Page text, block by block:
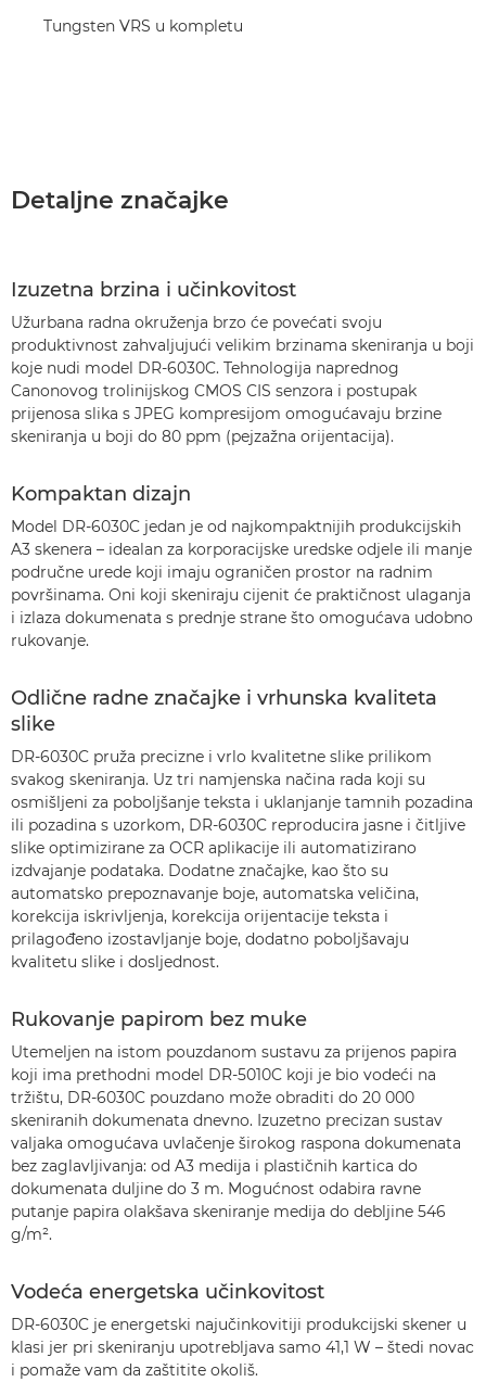
Tungsten VRS u kompletu
Detaljne značajke
Izuzetna brzina i učinkovitost
Užurbana radna okruženja brzo će povećati svoju
produktivnost zahvaljujući velikim brzinama skeniranja u boji
koje nudi model DR-6030C. Tehnologija naprednog
Canonovog trolinijskog CMOS CIS senzora i postupak
prijenosa slika s JPEG kompresijom omogućavaju brzine
skeniranja u boji do 80 ppm (pejzažna orijentacija).
Kompaktan dizajn
Model DR-6030C jedan je od najkompaktnijih produkcijskih
A3 skenera – idealan za korporacijske uredske odjele ili manje
područne urede koji imaju ograničen prostor na radnim
površinama. Oni koji skeniraju cijenit će praktičnost ulaganja
i izlaza dokumenata s prednje strane što omogućava udobno
rukovanje.
Odlične radne značajke i vrhunska kvaliteta
slike
DR-6030C pruža precizne i vrlo kvalitetne slike prilikom
svakog skeniranja. Uz tri namjenska načina rada koji su
osmišljeni za poboljšanje teksta i uklanjanje tamnih pozadina
ili pozadina s uzorkom, DR-6030C reproducira jasne i čitljive
slike optimizirane za OCR aplikacije ili automatizirano
izdvajanje podataka. Dodatne značajke, kao što su
automatsko prepoznavanje boje, automatska veličina,
korekcija iskrivljenja, korekcija orijentacije teksta i
prilagođeno izostavljanje boje, dodatno poboljšavaju
kvalitetu slike i dosljednost.
Rukovanje papirom bez muke
Utemeljen na istom pouzdanom sustavu za prijenos papira
koji ima prethodni model DR-5010C koji je bio vodeći na
tržištu, DR-6030C pouzdano može obraditi do 20 000
skeniranih dokumenata dnevno. Izuzetno precizan sustav
valjaka omogućava uvlačenje širokog raspona dokumenata
bez zaglavljivanja: od A3 medija i plastičnih kartica do
dokumenata duljine do 3 m. Mogućnost odabira ravne
putanje papira olakšava skeniranje medija do debljine 546
g/m².
Vodeća energetska učinkovitost
DR-6030C je energetski najučinkovitiji produkcijski skener u
klasi jer pri skeniranju upotrebljava samo 41,1 W – štedi novac
i pomaže vam da zaštitite okoliš.